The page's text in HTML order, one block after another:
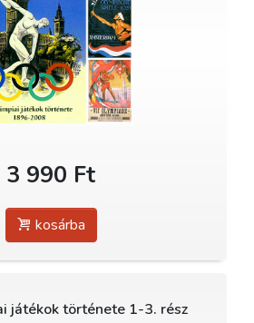
3 990 Ft
kosárba
játékok története 1-3. rész